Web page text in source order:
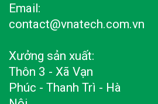
Email:
contact@vnatech.com.vn
Xưởng sản xuất:
Thôn 3 - Xã Vạn
Phúc - Thanh Trì - Hà